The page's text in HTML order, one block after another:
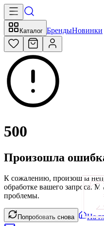
Каталог БрендыНовинки
500
Произошла
К сожалению, произошла
обработке вашего запроса.
проблемы.
Попробовать снова
На